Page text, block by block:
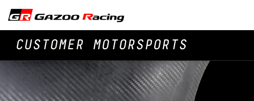
CUSTOMER MOTORSPORTS